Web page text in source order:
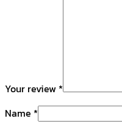
Your review *
Name *